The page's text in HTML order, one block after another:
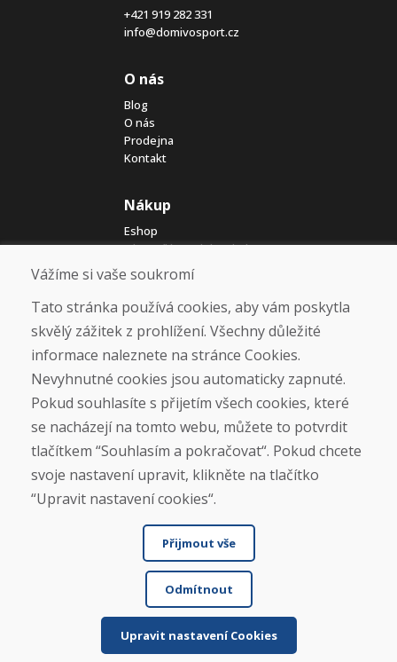
+421 919 282 331
info@domivosport.cz
O nás
Blog
O nás
Prodejna
Kontakt
Nákup
Eshop
Jak posíláme elektrokola
Obchodní podmínky
Doprava
Platba
Vrácení a výměna zboží
Ochrana osobních údajů
Cookies
Sociální sítě
© DOMIVOSPORT 2026, všechna práva vyhrazena
Vážíme si vaše soukromí
Tato stránka používá cookies, aby vám poskytla
skvělý zážitek z prohlížení. Všechny důležité
informace naleznete na stránce Cookies.
Nevyhnutné cookies jsou automaticky zapnuté.
Pokud souhlasíte s přijetím všech cookies, které
se nacházejí na tomto webu, můžete to potvrdit
tlačítkem “Souhlasím a pokračovat“. Pokud chcete
svoje nastavení upravit, klikněte na tlačítko
“Upravit nastavení cookies“.
Přijmout vše
Odmítnout
Upravit nastavení Cookies